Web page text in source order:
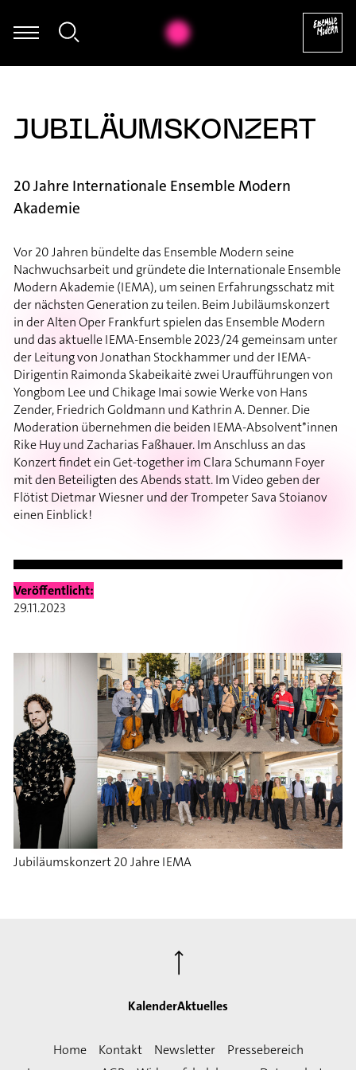
- William Byrd: The Earl of Salisbury's Pavan (arr. für Marimba
JUBILÄUMSKONZERT
20 Jahre Internationale Ensemble Modern
Akademie
Veröffentlicht:
29.11.2023
Jubiläumskonzert 20 Jahre IEMA
Vor 20 Jahren bündelte das Ensemble Modern seine
Nachwuchsarbeit und gründete die Internationale Ensemble
Modern Akademie (IEMA), um seinen Erfahrungsschatz mit
der nächsten Generation zu teilen. Beim Jubiläumskonzert
in der Alten Oper Frankfurt spielen das Ensemble Modern
und das aktuelle IEMA-Ensemble 2023/24 gemeinsam unter
der Leitung von Jonathan Stockhammer und der IEMA-
Dirigentin Raimonda Skabeikaitė zwei Uraufführungen von
Yongbom Lee und Chikage Imai sowie Werke von Hans
Zender, Friedrich Goldmann und Kathrin A. Denner. Die
Moderation übernehmen die beiden IEMA-Absolvent*innen
Rike Huy und Zacharias Faßhauer. Im Anschluss an das
Konzert findet ein Get-together im Clara Schumann Foyer
mit den Beteiligten des Abends statt. Im Video geben der
Flötist Dietmar Wiesner und der Trompeter Sava Stoianov
einen Einblick!
KalenderAktuelles
⟶
Home Kontakt Newsletter
Pressebereich